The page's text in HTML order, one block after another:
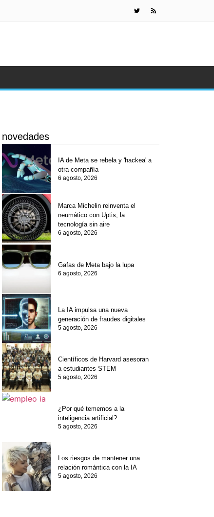
novedades
IA de Meta se rebela y 'hackea' a
otra compañía
6 agosto, 2026
Marca Michelin reinventa el
neumático con Uptis, la
tecnología sin aire
6 agosto, 2026
Gafas de Meta bajo la lupa
6 agosto, 2026
La IA impulsa una nueva
generación de fraudes digitales
5 agosto, 2026
Científicos de Harvard asesoran
a estudiantes STEM
5 agosto, 2026
¿Por qué tememos a la
inteligencia artificial?
5 agosto, 2026
Los riesgos de mantener una
relación romántica con la IA
5 agosto, 2026